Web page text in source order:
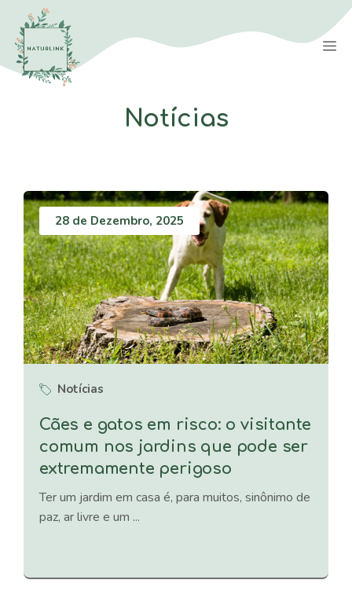
Saltar
para
conteúdo
Notícias
28 de Dezembro, 2025
Notícias
Cães e gatos em risco: o visitante
comum nos jardins que pode ser
extremamente perigoso
Ter um jardim em casa é, para muitos, sinônimo de
paz, ar livre e um ...